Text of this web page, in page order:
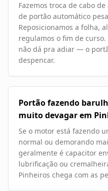
Fazemos troca de cabo
de portão automático
Reposicionamos a folha,
regulamos o fim de
não dá pra adiar — o
despencar.
Portão fazendo
muito devagar em
Se o motor está fazendo
normal ou demorando
geralmente é capacitor
lubrificação ou
Pinheiros chega com as